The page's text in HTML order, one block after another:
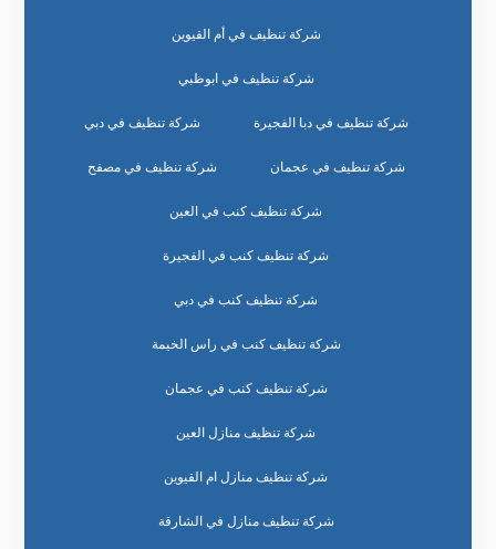
شركة تنظيف في أم القيوين
شركة تنظيف في ابوظبي
شركة تنظيف في دبا الفجيرة شركة تنظيف في دبي
شركة تنظيف في عجمان شركة تنظيف في مصفح
شركة تنظيف كنب في العين
شركة تنظيف كنب في الفجيرة
شركة تنظيف كنب في دبي
شركة تنظيف كنب في راس الخيمة
شركة تنظيف كنب في عجمان
شركة تنظيف منازل العين
شركة تنظيف منازل ام القيوين
شركة تنظيف منازل في الشارقة